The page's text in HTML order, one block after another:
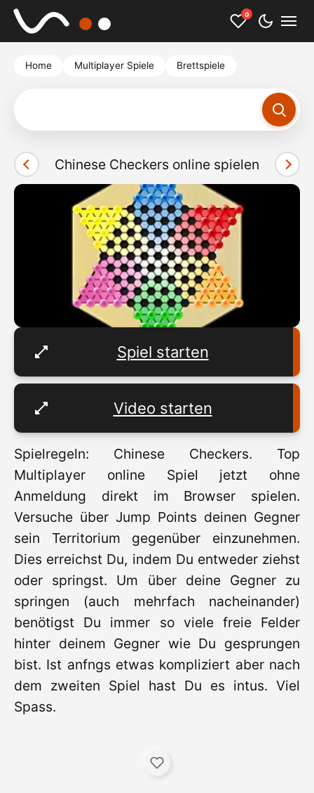
0
Home Multiplayer Spiele Brettspiele
Chinese Checkers online spielen
Spiel starten
Video starten
Spielregeln: Chinese Checkers. Top
Multiplayer online Spiel jetzt ohne
Anmeldung direkt im Browser spielen.
Versuche über Jump Points deinen Gegner
sein Territorium gegenüber einzunehmen.
Dies erreichst Du, indem Du entweder ziehst
oder springst. Um über deine Gegner zu
springen (auch mehrfach nacheinander)
benötigst Du immer so viele freie Felder
hinter deinem Gegner wie Du gesprungen
bist. Ist anfngs etwas kompliziert aber nach
dem zweiten Spiel hast Du es intus. Viel
Spass.